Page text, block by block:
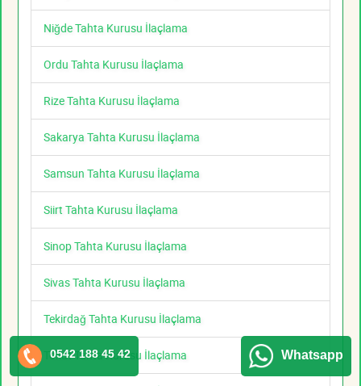
Niğde Tahta Kurusu İlaçlama
Ordu Tahta Kurusu İlaçlama
Rize Tahta Kurusu İlaçlama
Sakarya Tahta Kurusu İlaçlama
Samsun Tahta Kurusu İlaçlama
Siirt Tahta Kurusu İlaçlama
Sinop Tahta Kurusu İlaçlama
Sivas Tahta Kurusu İlaçlama
Tekirdağ Tahta Kurusu İlaçlama
Tokat Tahta Kurusu İlaçlama
0542 188 45 42 Whatsapp